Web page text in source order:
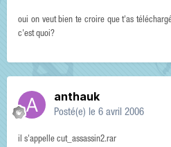
oui on veut bien te croire que t'as
c'est quoi?
anthauk
Posté(e) le 6 avril 2006
il s'appelle cut_assassin2.rar